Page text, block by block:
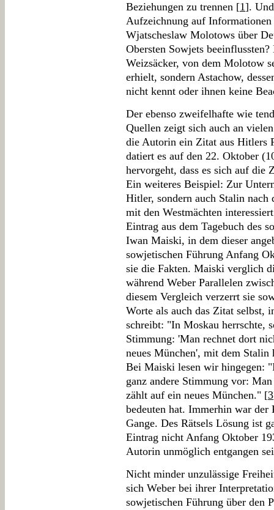
Beziehungen zu trennen [1].
Aufzeichnung auf
Wjatscheslaw Molotows über
Obersten Sowjets
Weizsäcker, von dem Molotow
erhielt, sondern Astachow,
nicht kennt oder ihnen keine
Der ebenso zweifelhafte wie
Quellen zeigt sich auch an
die Autorin ein Zitat aus Hitlers
datiert es auf den 22. Oktober
hervorgeht, dass es sich auf die
Ein weiteres Beispiel: Zur
Hitler, sondern auch Stalin nach
mit den Westmächten
Eintrag aus dem Tagebuch des
Iwan Maiski, in dem dieser
sowjetischen Führung Anfang
sie die Fakten. Maiski verglich
während Weber Parallelen
diesem Vergleich verzerrt sie
Worte als auch das Zitat selbst,
schreibt: "In Moskau herrschte,
Stimmung: 'Man rechnet dort
neues München', mit dem
Bei Maiski lesen wir hingegen:
ganz andere Stimmung vor:
zählt auf ein neues München." [3
bedeuten hat. Immerhin war
Gange. Des Rätsels Lösung ist
Eintrag nicht Anfang Oktober
Autorin unmöglich entgangen
Nicht minder unzulässige
sich Weber bei ihrer
sowjetischen Führung über den